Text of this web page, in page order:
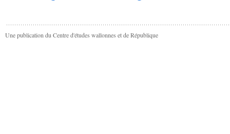
Une publication du Centre d'études wallonnes et de République